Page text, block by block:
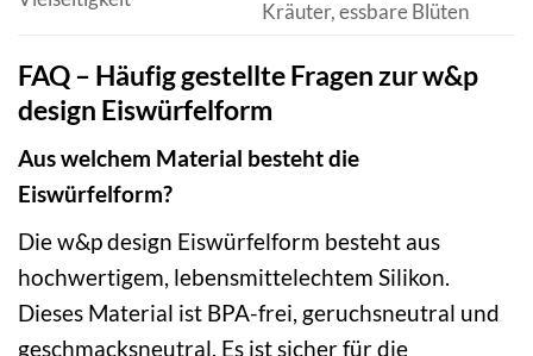
Kräuter, essbare Blüten
FAQ – Häufig gestellte Fragen zur w&p
design Eiswürfelform
Aus welchem Material besteht die
Eiswürfelform?
Die w&p design Eiswürfelform besteht aus
hochwertigem, lebensmittelechtem Silikon.
Dieses Material ist BPA-frei, geruchsneutral und
geschmacksneutral. Es ist sicher für die